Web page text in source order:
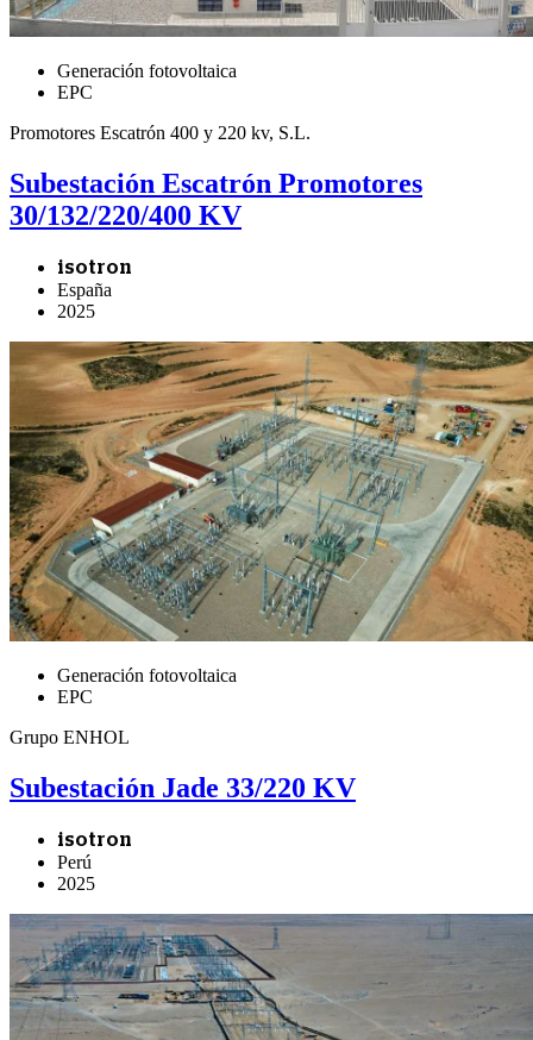
Generación fotovoltaica
EPC
Promotores Escatrón 400 y 220 kv, S.L.
Subestación Escatrón Promotores
30/132/220/400 KV
isotron
España
2025
Generación fotovoltaica
EPC
Grupo ENHOL
Subestación Jade 33/220 KV
isotron
Perú
2025